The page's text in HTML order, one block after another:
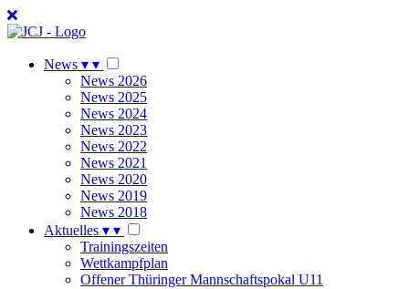
News ▾ ▾
News 2026
News 2025
News 2024
News 2023
News 2022
News 2021
News 2020
News 2019
News 2018
Aktuelles ▾ ▾
Trainingszeiten
Wettkampfplan
Offener Thüringer Mannschaftspokal U11